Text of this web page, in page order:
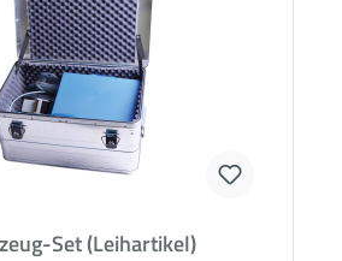
Set (Leihartikel)